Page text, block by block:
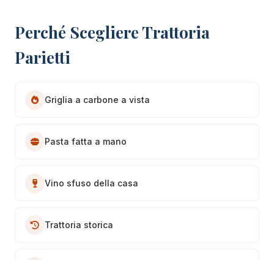
Perché Scegliere Trattoria
Parietti
Griglia a carbone a vista
Pasta fatta a mano
Vino sfuso della casa
Trattoria storica